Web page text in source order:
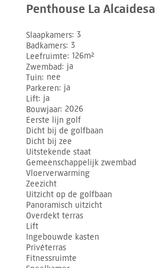
Penthouse La
Slaapkamers 3
Badkamers 3
Leefruimte 126m²
Zwembad ja
Tuin nee
Parkeren ja
Lift ja
Bouwjaar 2026
Eerste lijn golf
Dicht bij de golfbaan
Dicht bij zee
Uitstekende staat
Gemeenschappelijk zwembad
Vloerverwarming
Zeezicht
Uitzicht op de golfbaan
Panoramisch uitzicht
Overdekt terras
Lift
Ingebouwde kasten
Privéterras
Fitnessruimte